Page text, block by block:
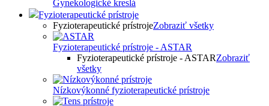
Gynekologické kreslá
Fyzioterapeutické prístroje
Fyzioterapeutické prístrojeZobraziť všetky
Fyzioterapeutické prístroje - ASTAR
Fyzioterapeutické prístroje - ASTARZobraziť
všetky
Nízkovýkonné fyzioterapeutické prístroje